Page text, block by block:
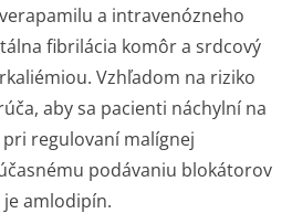
a intravenózneho
fibrilácia komôr a srdcový
Vzhľadom na riziko
aby sa pacienti náchylní na
regulovaní malígnej
podávaniu blokátorov
je amlodipín.